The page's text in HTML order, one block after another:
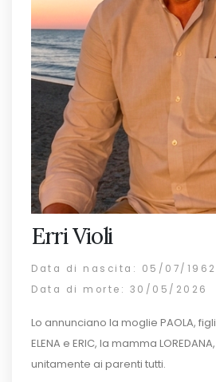
Erri Violi
Data di nascita: 05/07/1962
Data di morte: 30/05/2026
Lo annunciano la moglie PAOLA, figli
ELENA e ERIC, la mamma LOREDANA,
unitamente ai parenti tutti.